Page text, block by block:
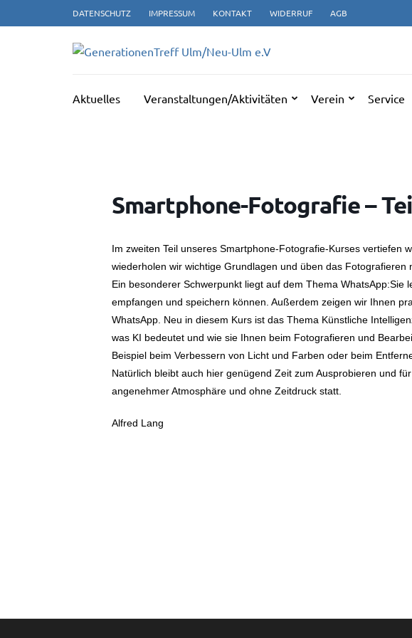
Inhalt
DATENSCHUTZ IMPRESSUM KONTAKT WIDERRUF AGB
Aktuelles Veranstaltungen/Aktivitäten Verein Service
Smartphone-Fotografie –
Im zweiten Teil unseres Smartphone-Fotografie-Kurses vertiefen
wiederholen wir wichtige Grundlagen und üben das Fotografieren
Ein besonderer Schwerpunkt liegt auf dem Thema WhatsApp:Sie
empfangen und speichern können. Außerdem zeigen wir Ihnen
WhatsApp. Neu in diesem Kurs ist das Thema Künstliche
was KI bedeutet und wie sie Ihnen beim Fotografieren und
Beispiel beim Verbessern von Licht und Farben oder beim
Natürlich bleibt auch hier genügend Zeit zum Ausprobieren und
angenehmer Atmosphäre und ohne Zeitdruck statt.
Alfred Lang